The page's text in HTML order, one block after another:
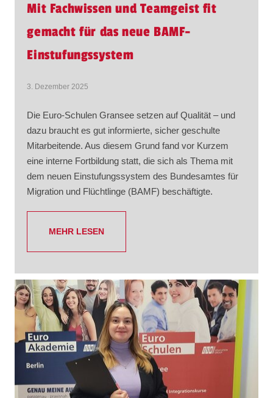
Mit Fachwissen und Teamgeist fit
gemacht für das neue BAMF-
Einstufungssystem
3. Dezember 2025
Die Euro-Schulen Gransee setzen auf Qualität – und
dazu braucht es gut informierte, sicher geschulte
Mitarbeitende. Aus diesem Grund fand vor Kurzem
eine interne Fortbildung statt, die sich als Thema mit
dem neuen Einstufungssystem des Bundesamtes für
Migration und Flüchtlinge (BAMF) beschäftigte.
MEHR LESEN